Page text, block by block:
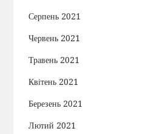
Серпень 2021
Червень 2021
Травень 2021
Квітень 2021
Березень 2021
Лютий 2021